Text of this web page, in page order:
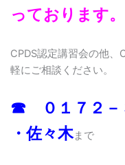
っております。
CPDS認定講習会の他
軽にご相談ください。
☎ ０１７２－
・佐々木まで